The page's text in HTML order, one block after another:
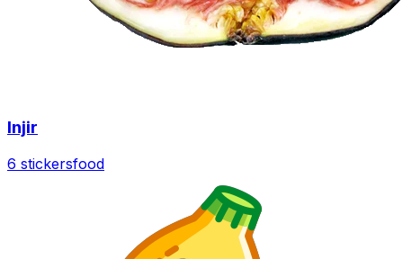
Injir
6 stickersfood